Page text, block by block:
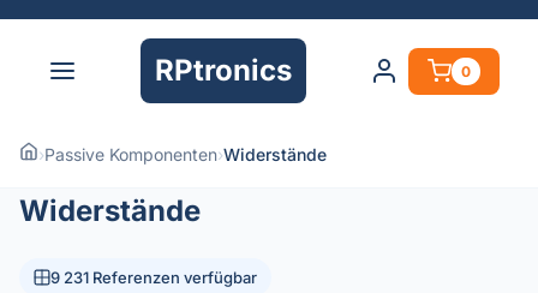
RPtronics 0
›Passive Komponenten›Widerstände
Widerstände
9 231 Referenzen verfügbar